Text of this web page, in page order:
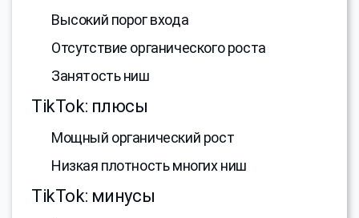
Высокий порог входа
Отсутствие органического роста
Занятость ниш
TikTok: плюсы
Мощный органический рост
Низкая плотность многих ниш
TikTok: минусы